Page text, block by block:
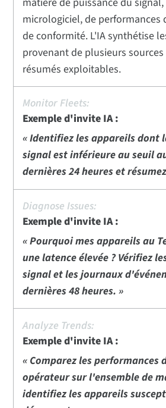
micrologiciel, de performances
de conformité. L'IA synthétise
provenant de plusieurs
résumés exploitables.
Exemple d'invite IA :
« Identifiez les appareils dont
signal est inférieure au seuil
dernières 24 heures et
Exemple d'invite IA :
« Pourquoi mes appareils au
une latence élevée ? Vérifiez
signal et les journaux
dernières 48 heures. »
Exemple d'invite IA :
« Comparez les performances
opérateur sur l'ensemble de
identifiez les appareils